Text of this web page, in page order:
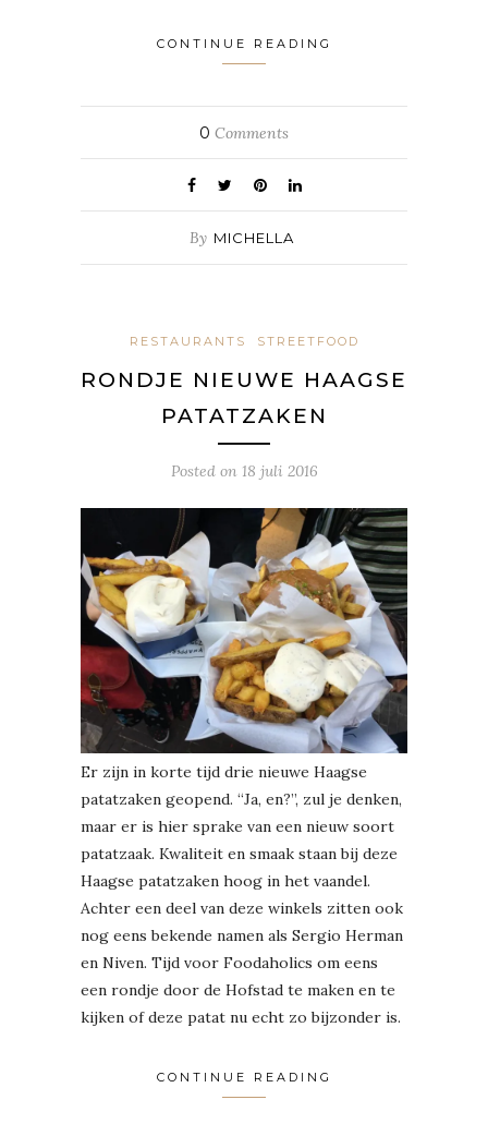
CONTINUE READING
0 Comments
By MICHELLA
RESTAURANTS STREETFOOD
RONDJE NIEUWE HAAGSE
PATATZAKEN
Posted on 18 juli 2016
Er zijn in korte tijd drie nieuwe Haagse
patatzaken geopend. “Ja, en?”, zul je denken,
maar er is hier sprake van een nieuw soort
patatzaak. Kwaliteit en smaak staan bij deze
Haagse patatzaken hoog in het vaandel.
Achter een deel van deze winkels zitten ook
nog eens bekende namen als Sergio Herman
en Niven. Tijd voor Foodaholics om eens
een rondje door de Hofstad te maken en te
kijken of deze patat nu echt zo bijzonder is.
CONTINUE READING